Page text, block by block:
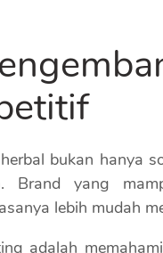
bukan hanya
Brand yang
lebih mudah
adalah